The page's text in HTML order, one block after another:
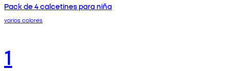
Pack de 4 calcetines para niña
varios colores
1